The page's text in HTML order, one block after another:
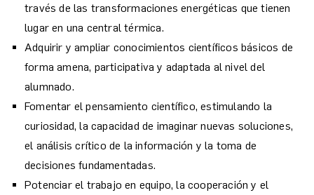
través de las transformaciones energéticas que tienen
lugar en una central térmica.
Adquirir y ampliar conocimientos científicos básicos de
forma amena, participativa y adaptada al nivel del
alumnado.
Fomentar el pensamiento científico, estimulando la
curiosidad, la capacidad de imaginar nuevas soluciones,
el análisis crítico de la información y la toma de
decisiones fundamentadas.
Potenciar el trabajo en equipo, la cooperación y el